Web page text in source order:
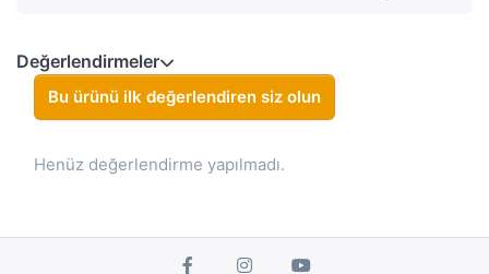
Değerlendirmeler
Bu ürünü ilk değerlendiren siz olun
Henüz değerlendirme yapılmadı.